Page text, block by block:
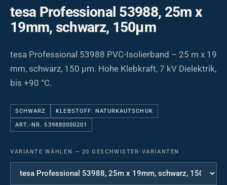
tesa Professional 53988, 25m x
19mm, schwarz, 150µm
tesa Professional 53988 PVC-Isolierband – 25 m x 19
mm, schwarz, 150 µm. Hohe Klebkraft, 7 kV Dielektrik,
bis +90 °C.
SCHWARZ KLEBSTOFF: NATURKAUTSCHUK
ART.-NR. 539880000201
VARIANTE WÄHLEN — 20 GESCHWISTER-VARIANTEN